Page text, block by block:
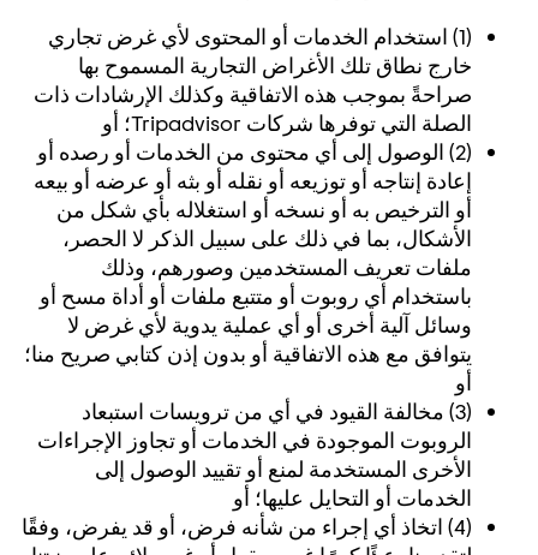
(1) استخدام الخدمات أو المحتوى لأي غرض تجاري
خارج نطاق تلك الأغراض التجارية المسموح بها
صراحةً بموجب هذه الاتفاقية وكذلك الإرشادات ذات
الصلة التي توفرها شركات Tripadvisor؛ أو
(2) الوصول إلى أي محتوى من الخدمات أو رصده أو
إعادة إنتاجه أو توزيعه أو نقله أو بثه أو عرضه أو بيعه
أو الترخيص به أو نسخه أو استغلاله بأي شكل من
الأشكال، بما في ذلك على سبيل الذكر لا الحصر،
ملفات تعريف المستخدمين وصورهم، وذلك
باستخدام أي روبوت أو متتبع ملفات أو أداة مسح أو
وسائل آلية أخرى أو أي عملية يدوية لأي غرض لا
يتوافق مع هذه الاتفاقية أو بدون إذن كتابي صريح منا؛
أو
(3) مخالفة القيود في أي من ترويسات استبعاد
الروبوت الموجودة في الخدمات أو تجاوز الإجراءات
الأخرى المستخدمة لمنع أو تقييد الوصول إلى
الخدمات أو التحايل عليها؛ أو
(4) اتخاذ أي إجراء من شأنه فرض، أو قد يفرض، وفقًا